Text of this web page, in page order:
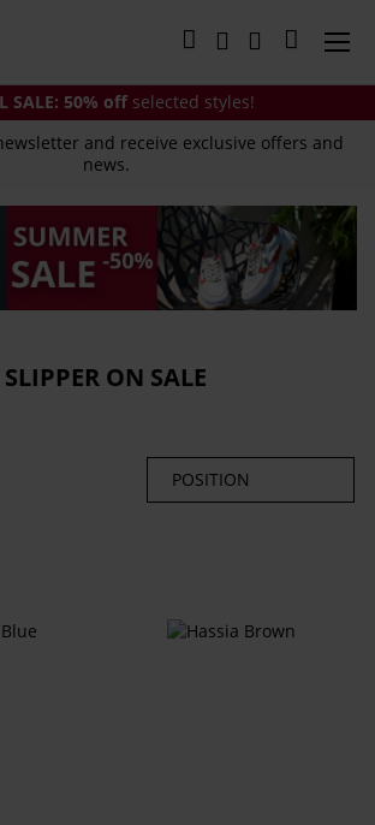
My Cart
SALE: 50% offselected styles!
and receive exclusive offers and
news.
SLIPPER ON SALE